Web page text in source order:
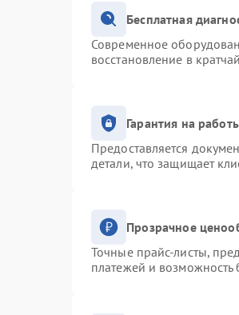
Бесплатная
Современное
восстановление в
Гарантия на
Предоставляется
детали, что защищает
Прозрачное
Точные прайс-листы,
платежей и возможность